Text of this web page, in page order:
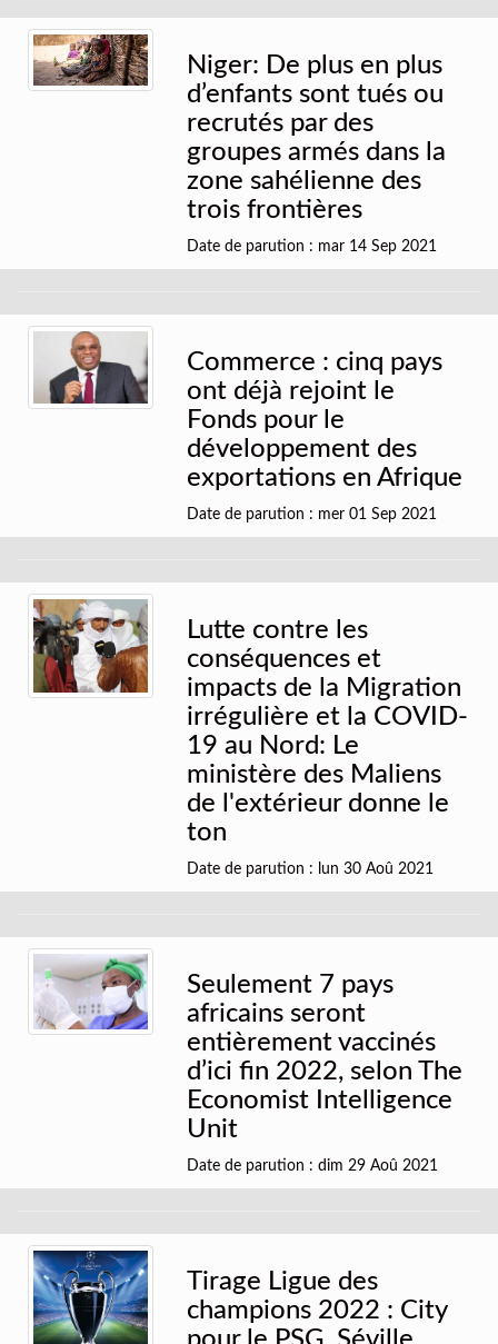
Niger: De plus en plus
d’enfants sont tués ou
recrutés par des
groupes armés dans la
zone sahélienne des
trois frontières
Date de parution : mar 14 Sep 2021
Commerce : cinq pays
ont déjà rejoint le
Fonds pour le
développement des
exportations en Afrique
Date de parution : mer 01 Sep 2021
Lutte contre les
conséquences et
impacts de la Migration
irrégulière et la COVID-
19 au Nord: Le
ministère des Maliens
de l'extérieur donne le
ton
Date de parution : lun 30 Aoû 2021
Seulement 7 pays
africains seront
entièrement vaccinés
d’ici fin 2022, selon The
Economist Intelligence
Unit
Date de parution : dim 29 Aoû 2021
Tirage Ligue des
champions 2022 : City